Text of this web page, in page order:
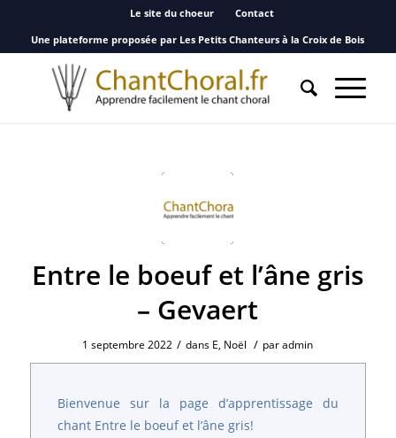
Le site du choeur
Contact
Une plateforme proposée par Les Petits Chanteurs à la Croix de Bois
Entre le boeuf et l’âne gris
– Gevaert
1 septembre 2022 / dans E, Noël / paradmin
Bienvenue sur la page d’apprentissage du
chant Entre le boeuf et l’âne gris!